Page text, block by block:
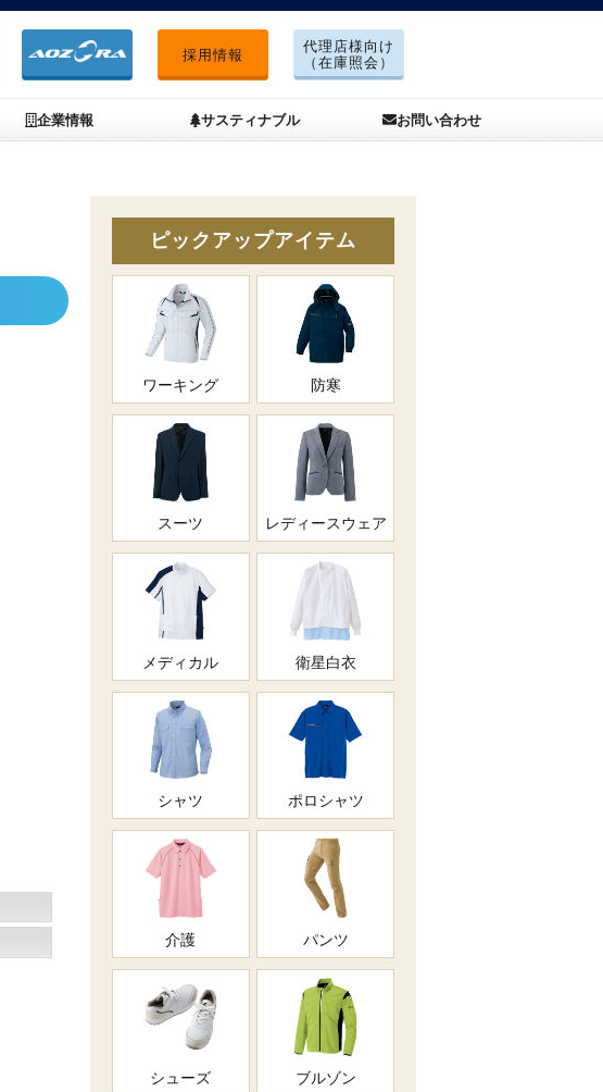
採用情報
代理店様向け
（在庫照会）
企業情報 サスティナブル お問い合わせ
ピックアップアイテム
ワーキング 防寒
スーツ レディースウェア
メディカル 衛星白衣
シャツ ポロシャツ
介護 パンツ
シューズ ブルゾン